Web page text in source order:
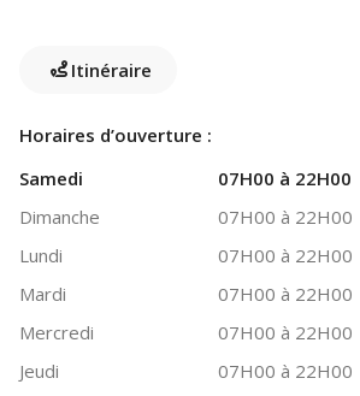
Itinéraire
Horaires d’ouverture :
Samedi
07H00 à 22H00
Dimanche
07H00 à 22H00
Lundi
07H00 à 22H00
Mardi
07H00 à 22H00
Mercredi
07H00 à 22H00
Jeudi
07H00 à 22H00